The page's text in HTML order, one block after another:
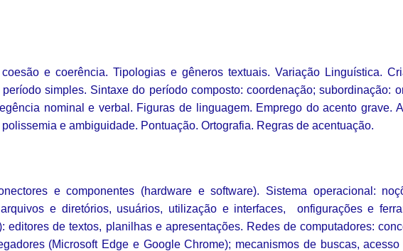
e coerência. Tipologias e gêneros textuais. Variação Linguística.
simples. Sintaxe do período composto: coordenação; subordinação:
nominal e verbal. Figuras de linguagem. Emprego do acento grave.
e ambiguidade. Pontuação. Ortografia. Regras de acentuação.
e componentes (hardware e software). Sistema operacional:
e diretórios, usuários, utilização e interfaces, onfigurações e
editores de textos, planilhas e apresentações. Redes de computadores:
(Microsoft Edge e Google Chrome); mecanismos de buscas,